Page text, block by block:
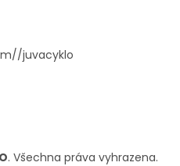
juvacyklo
. Všechna práva vyhrazena.